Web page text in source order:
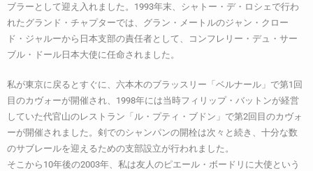
ブラーとして迎え入れました。1993年末、シャトー・デ・ロシェで行わ
れたグランド・チャプターでは、グラン・メートルのジャン・クロー
ド・ジャルーから日本支部の責任者として、コンフレリー・デュ・サー
ブル・ドール日本大使に任命されました。
私が東京に戻るとすぐに、六本木のブラッスリー「ベルナール」で第1回
目のカヴォーが開催され、1998年には当時フィリップ・バットンが経営
していた代官山のレストラン「ル・プティ・ブドン」で第2回目のカヴォ
ーが開催されました。剣でのシャンパンの開栓は次々と続き、十分な数
のサブレールを迎えるための支部設立が行われました。
そこから10年後の2003年、私は友人のピエール・ボードリに大使という